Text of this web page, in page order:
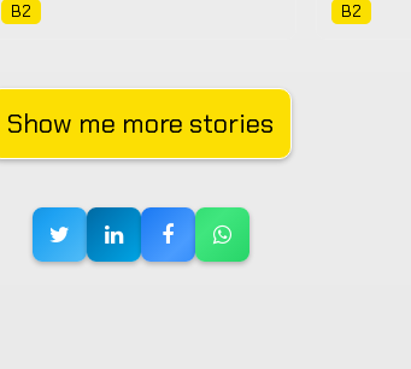
B2 B2
Show me more stories